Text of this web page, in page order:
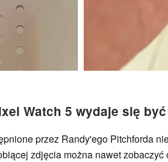
Watch 5 wydaje się
przez Randy'ego Pitchforda
zdjęcia można nawet